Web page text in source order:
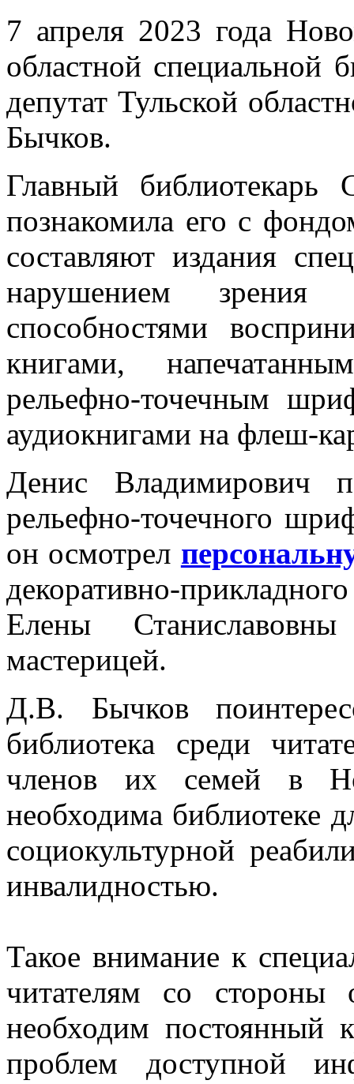
7 апреля 2023 года
областной специальной
депутат Тульской
Бычков.
Главный библиотекарь
познакомила его с
составляют издания
нарушением
способностями
книгами,
рельефно-точечным
аудиокнигами на флеш-
Денис Владимирович
рельефно-точечного
он осмотрел
декоративно-
Елены
мастерицей.
Д.В. Бычков
библиотека среди
членов их семей в
необходима библиотеке
социокультурной
инвалидностью.
Такое внимание к
читателям со стороны
необходим постоянный
проблем доступной